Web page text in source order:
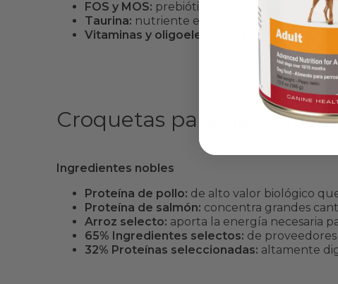
FOS y MOS: prebióticos incluidos para
Taurina: nutriente esencial dentro de la
Vitaminas y oligoelementos:
Croquetas para gato
Ingredientes nobles
Proteína de pollo: de alto valor biológico
Proteína de salmón: concentra grandes
Arroz selecto: aporta la energía necesaria
65% Ingredientes selectos: de proveedores
32% Proteínas seleccionadas: altamente